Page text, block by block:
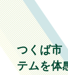
つくば市
テムを体